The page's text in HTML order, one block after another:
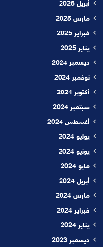
أبريل 2025
مارس 2025
فبراير 2025
يناير 2025
ديسمبر 2024
نوفمبر 2024
أكتوبر 2024
سبتمبر 2024
أغسطس 2024
يوليو 2024
يونيو 2024
مايو 2024
أبريل 2024
مارس 2024
فبراير 2024
يناير 2024
ديسمبر 2023